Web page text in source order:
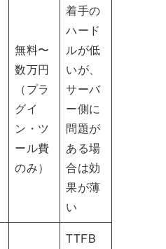
無料〜
数万円
（プラ
グイ
ン・ツ
ール費
のみ）
着手の
ハード
ルが低
いが、
サーバ
ー側に
問題が
ある場
合は効
果が薄
い
TTFB